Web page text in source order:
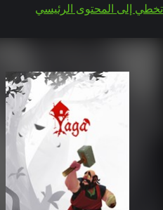
تخطي إلى المحتوى الرئيسي